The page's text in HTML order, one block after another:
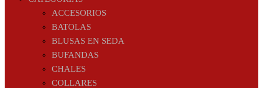
ACCESORIOS
BATOLAS
BLUSAS EN SEDA
BUFANDAS
CHALES
COLLARES